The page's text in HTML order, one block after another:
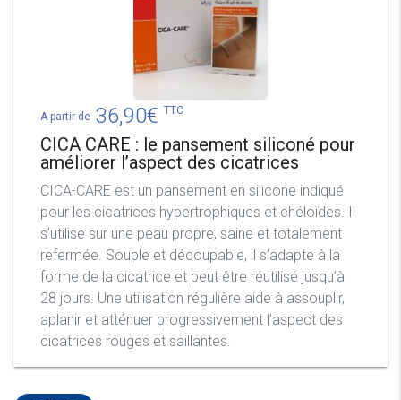
A partir de 36,90€ TTC
CICA CARE : le pansement siliconé pour
améliorer l’aspect des cicatrices
CICA-CARE est un pansement en silicone indiqué
pour les cicatrices hypertrophiques et chéloïdes. Il
s’utilise sur une peau propre, saine et totalement
refermée. Souple et découpable, il s’adapte à la
forme de la cicatrice et peut être réutilisé jusqu’à
28 jours. Une utilisation régulière aide à assouplir,
aplanir et atténuer progressivement l’aspect des
cicatrices rouges et saillantes.